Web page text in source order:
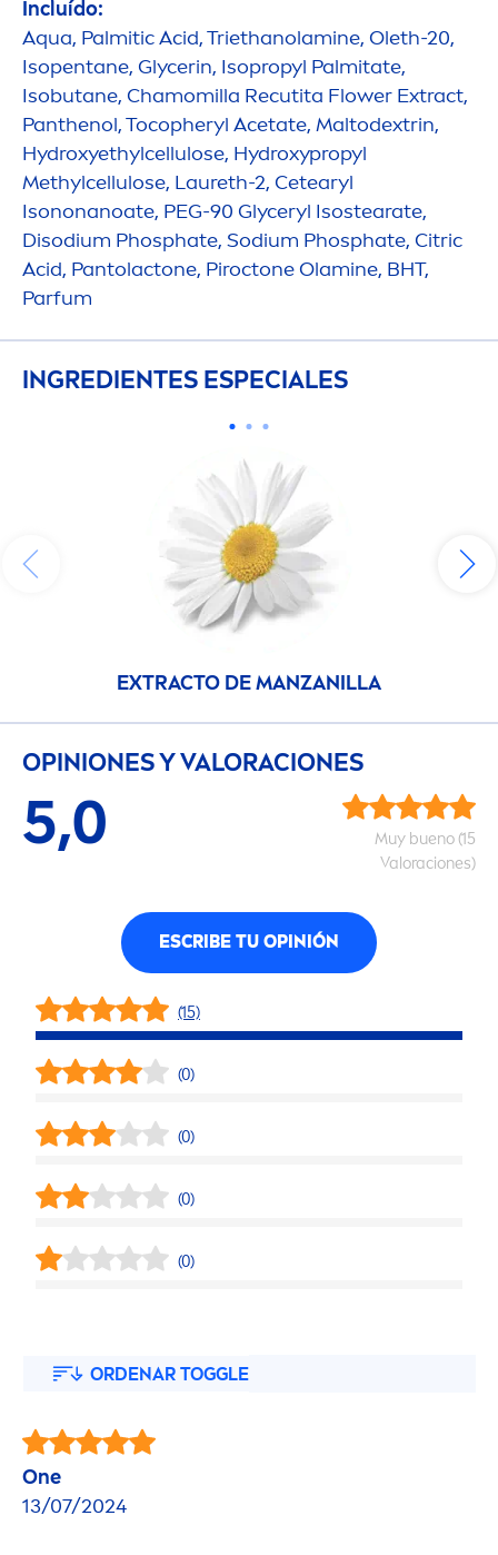
Incluído:
Aqua, Palmitic Acid, Triethanolamine, Oleth-20,
Isopentane, Glycerin, Isopropyl Palmitate,
Isobutane, Chamomilla Recutita Flower Extract,
Panthenol, Tocopheryl Acetate, Maltodextrin,
Hydroxyethylcellulose, Hydroxypropyl
Methylcellulose, Laureth-2, Cetearyl
Isononanoate, PEG-90 Glyceryl Isostearate,
Disodium Phosphate, Sodium Phosphate, Citric
Acid, Pantolactone, Piroctone Olamine, BHT,
Parfum
INGREDIENTES ESPECIALES
EXTRACTO DE MANZANILLA
OPINIONES Y VALORACIONES
5,0
Muy bueno (15
Valoraciones)
ESCRIBE TU OPINIÓN
(15)
(0)
(0)
(0)
(0)
ORDENAR TOGGLE
One
13/07/2024